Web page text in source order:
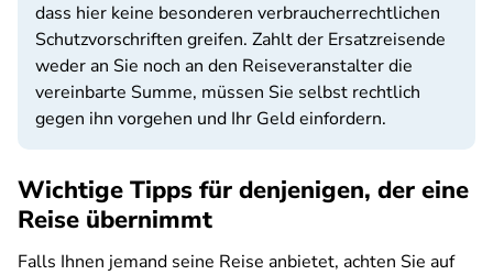
dass hier keine besonderen verbraucherrechtlichen
Schutzvorschriften greifen. Zahlt der Ersatzreisende
weder an Sie noch an den Reiseveranstalter die
vereinbarte Summe, müssen Sie selbst rechtlich
gegen ihn vorgehen und Ihr Geld einfordern.
Wichtige Tipps für denjenigen, der eine
Reise übernimmt
Falls Ihnen jemand seine Reise anbietet, achten Sie auf